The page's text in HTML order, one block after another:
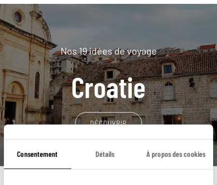
Consentement Détails À propos des cookies
Nos 19 idées de voyage
Croatie
DÉCOUVRIR